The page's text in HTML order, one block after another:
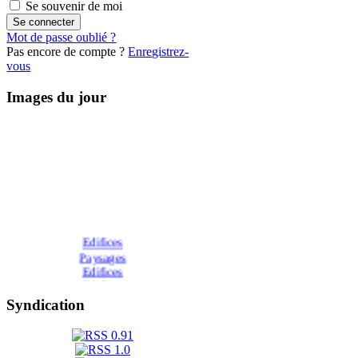
Se souvenir de moi
Mot de passe oublié ?
Pas encore de compte ?Enregistrez-
vous
Images du jour
Edifices
Paysages
Edifices
Edifices
Syndication